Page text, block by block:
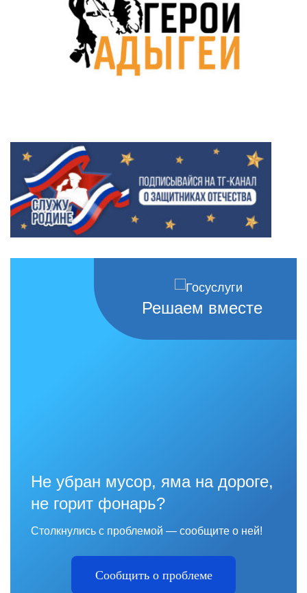
Решаем вместе
Не убран мусор, яма на дороге,
не горит фонарь?
Столкнулись с проблемой — сообщите о ней!
Сообщить о проблеме